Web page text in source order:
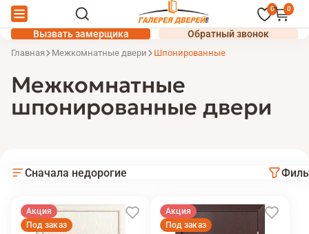
0 0
Вызвать замерщика Обратный звонок
Главная Межкомнатные двери Шпонированные
Межкомнатные
шпонированные двери
Сначала недорогие
Акция
Под заказ
Акция
Под заказ